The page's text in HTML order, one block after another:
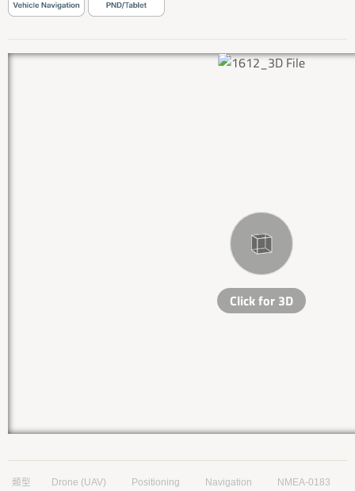
類型 Drone (UAV) Positioning Navigation
NMEA-0183